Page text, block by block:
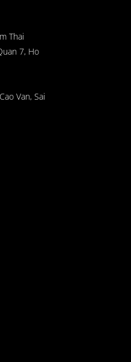
Thai
7, Ho
Van, Sai